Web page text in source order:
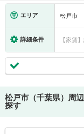
エリア 松戸市
詳細条件 【家賃
松戸市（千葉県）
周
探す